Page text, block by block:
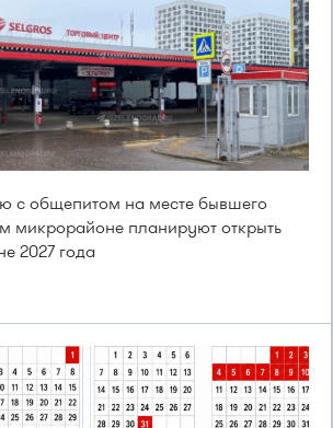
с общепитом на месте бывшего
м микрорайоне планируют открыть
2027 года